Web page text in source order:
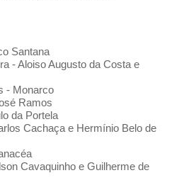
Santana
- Aloiso Augusto da Costa e
- Monarco
Ramos
da Portela
Cachaça e Hermínio Belo de
Cavaquinho e Guilherme de